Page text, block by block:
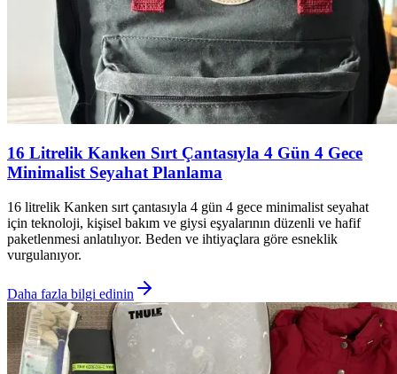
16 Litrelik Kanken Sırt Çantasıyla 4 Gün 4 Gece
Minimalist Seyahat Planlama
16 litrelik Kanken sırt çantasıyla 4 gün 4 gece minimalist seyahat
için teknoloji, kişisel bakım ve giysi eşyalarının düzenli ve hafif
paketlenmesi anlatılıyor. Beden ve ihtiyaçlara göre esneklik
vurgulanıyor.
Daha fazla bilgi edinin